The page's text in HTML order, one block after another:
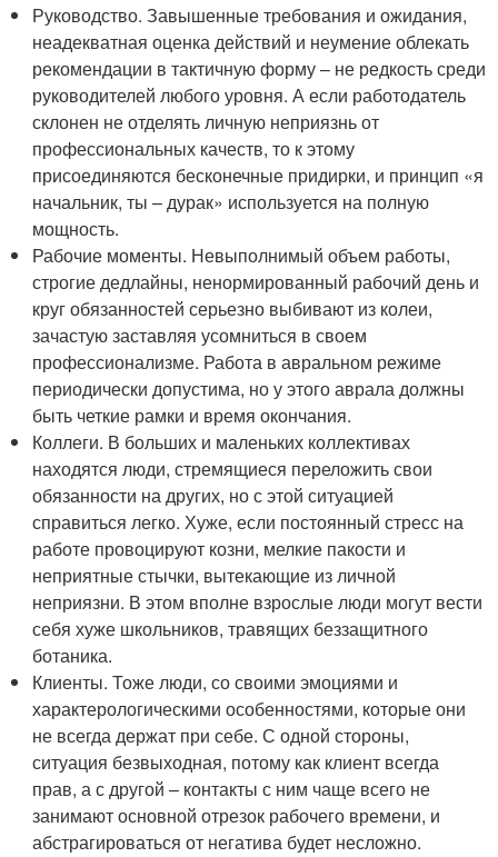
Руководство. Завышенные требования и ожидания,
неадекватная оценка действий и неумение облекать
рекомендации в тактичную форму – не редкость среди
руководителей любого уровня. А если работодатель
склонен не отделять личную неприязнь от
профессиональных качеств, то к этому
присоединяются бесконечные придирки, и принцип «я
начальник, ты – дурак» используется на полную
мощность.
Рабочие моменты. Невыполнимый объем работы,
строгие дедлайны, ненормированный рабочий день и
круг обязанностей серьезно выбивают из колеи,
зачастую заставляя усомниться в своем
профессионализме. Работа в авральном режиме
периодически допустима, но у этого аврала должны
быть четкие рамки и время окончания.
Коллеги. В больших и маленьких коллективах
находятся люди, стремящиеся переложить свои
обязанности на других, но с этой ситуацией
справиться легко. Хуже, если постоянный стресс на
работе провоцируют козни, мелкие пакости и
неприятные стычки, вытекающие из личной
неприязни. В этом вполне взрослые люди могут вести
себя хуже школьников, травящих беззащитного
ботаника.
Клиенты. Тоже люди, со своими эмоциями и
характерологическими особенностями, которые они
не всегда держат при себе. С одной стороны,
ситуация безвыходная, потому как клиент всегда
прав, а с другой – контакты с ним чаще всего не
занимают основной отрезок рабочего времени, и
абстрагироваться от негатива будет несложно.